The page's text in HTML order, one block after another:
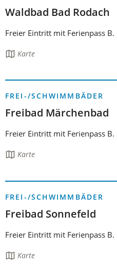
Waldbad Bad Rodach
Freier Eintritt mit Ferienpass B.
Die Karte
FREI-/SCHWIMMBÄDER
Freibad Märchenbad
Freier Eintritt mit Ferienpass B.
Die Karte
FREI-/SCHWIMMBÄDER
Freibad Sonnefeld
Freier Eintritt mit Ferienpass B.
Die Karte